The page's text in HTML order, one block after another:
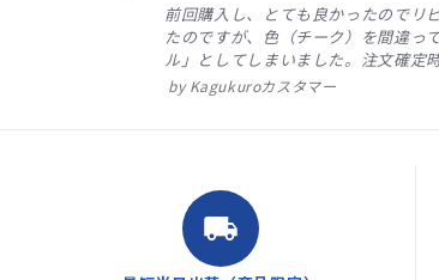
前回購入し、とても良かったのでリ
たのですが、色（チーク）を間違っ
ル」としてしまいました。注文確定
変更メールを送ると直ぐに対応くだ
Kagukuroカスタマー
local_shipping